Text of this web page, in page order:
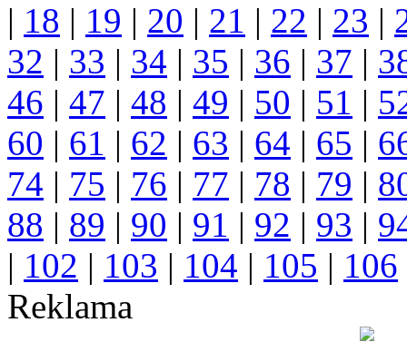
| 18 | 19 | 20 | 21 | 22 | 23 |
32 | 33 | 34 | 35 | 36 | 37 |
46 | 47 | 48 | 49 | 50 | 51 |
60 | 61 | 62 | 63 | 64 | 65 |
74 | 75 | 76 | 77 | 78 | 79 |
88 | 89 | 90 | 91 | 92 | 93 |
| 102 | 103 | 104 | 105 | 106
Reklama